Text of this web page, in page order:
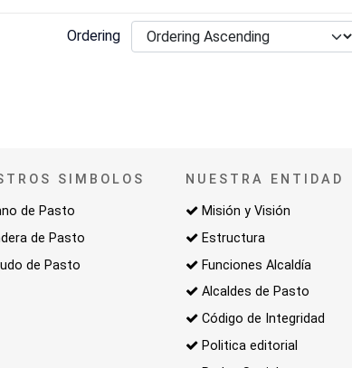
Ordering
SIMBOLOS
de Pasto
de Pasto
de Pasto
NUESTRA ENTIDAD
Misión y Visión
Estructura
Funciones Alcaldía
Alcaldes de Pasto
Código de Integridad
Politica editorial